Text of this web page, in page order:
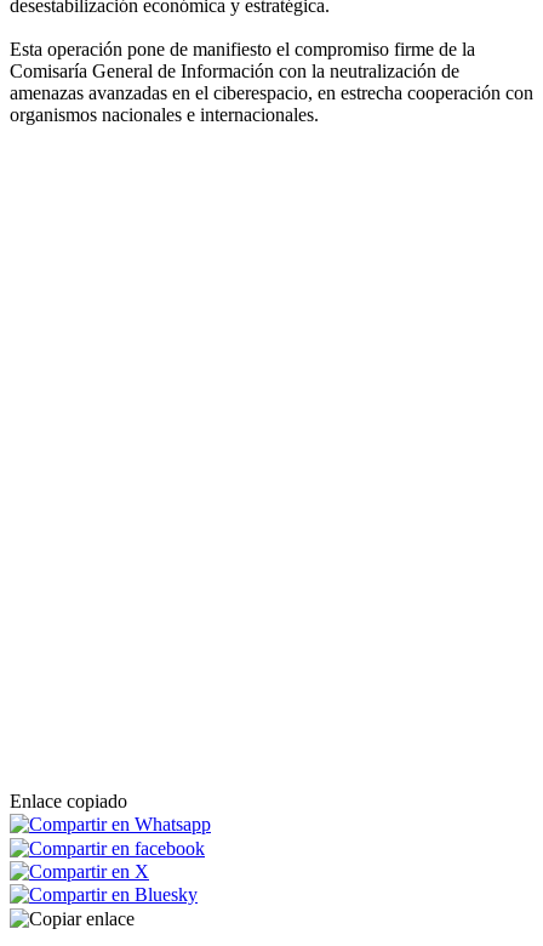
desestabilización económica y estratégica.
Esta operación pone de manifiesto el compromiso firme de la
Comisaría General de Información con la neutralización de
amenazas avanzadas en el ciberespacio, en estrecha cooperación con
organismos nacionales e internacionales.
Enlace copiado